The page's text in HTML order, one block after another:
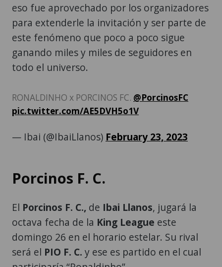
eso fue aprovechado por los organizadores
para extenderle la invitación y ser parte de
este fenómeno que poco a poco sigue
ganando miles y miles de seguidores en
todo el universo.
RONALDINHO x PORCINOS FC. @PorcinosFC
pic.twitter.com/AE5DVH5o1V
— Ibai (@IbaiLlanos) February 23, 2023
Porcinos F. C.
El Porcinos F. C., de Ibai Llanos, jugará la
octava fecha de la King League este
domingo 26 en el horario estelar. Su rival
será el PIO F. C. y ese es partido en el cual